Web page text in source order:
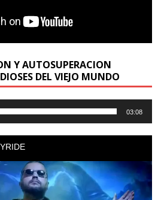
Y AUTOSUPERACION
DEL VIEJO MUNDO
03:08